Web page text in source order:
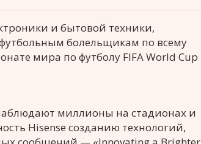
и бытовой техники,
болельщикам по всему
мира по футболу FIFA World Cup
миллионы на стадионах и
Hisense созданию технологий,